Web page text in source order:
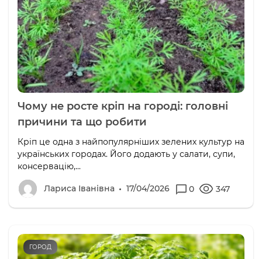
Чому не росте кріп на городі: головні
причини та що робити
Кріп це одна з найпопулярніших зелених культур на
українських городах. Його додають у салати, супи,
консервацію,...
Лариса Іванівна 17/04/2026 0 347
ГОРОД